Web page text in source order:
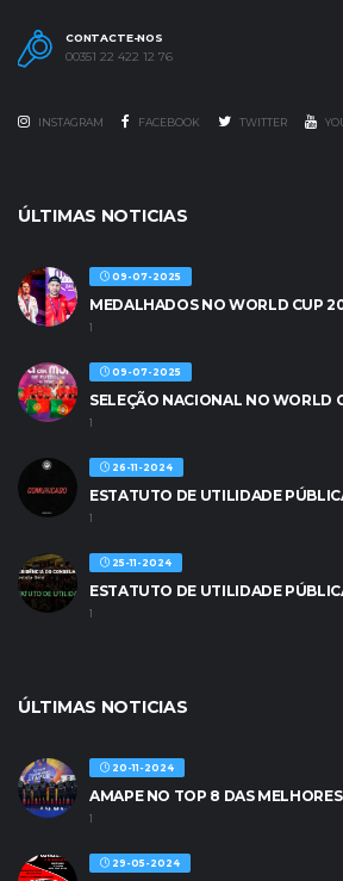
CONTACTE-NOS
00351 22 422 12 76
INSTAGRAM FACEBOOK TWITTER
ÚLTIMAS NOTICIAS
09-07-2025
MEDALHADOS NO WORLD CUP
1
09-07-2025
SELEÇÃO NACIONAL NO WORLD
1
26-11-2024
ESTATUTO DE UTILIDADE
1
25-11-2024
ESTATUTO DE UTILIDADE
1
ÚLTIMAS NOTICIAS
20-11-2024
AMAPE NO TOP 8 DAS
1
29-05-2024